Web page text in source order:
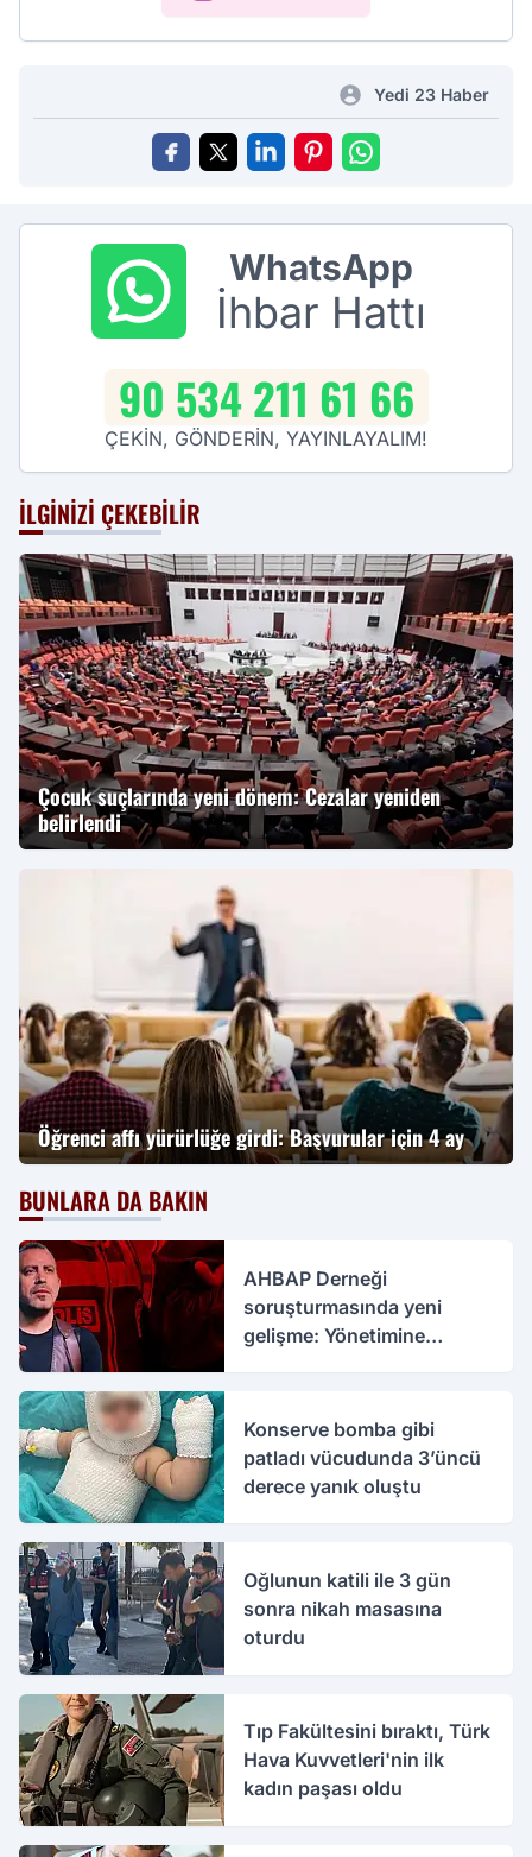
Yedi 23 Haber
WhatsApp
İhbar Hattı
90 534 211 61 66
ÇEKİN, GÖNDERİN, YAYINLAYALIM!
İLGINIZI ÇEKEBILIR
Çocuk suçlarında yeni dönem: Cezalar yeniden
belirlendi
Öğrenci affı yürürlüğe girdi: Başvurular için 4 ay
BUNLARA DA BAKIN
AHBAP Derneği
soruşturmasında yeni
gelişme: Yönetimine
Konserve bomba gibi
patladı vücudunda 3’üncü
derece yanık oluştu
Oğlunun katili ile 3 gün
sonra nikah masasına
oturdu
Tıp Fakültesini bıraktı, Türk
Hava Kuvvetleri'nin ilk
kadın paşası oldu